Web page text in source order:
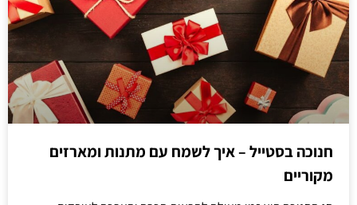
חנוכה בסטייל – איך לשמח עם מתנות ומארזים
מקוריים